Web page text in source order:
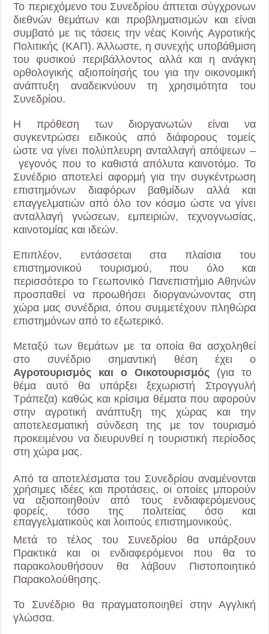
Το περιεχόμενο του Συνεδρίου άπτεται σύγχρονων
διεθνών θεμάτων και προβληματισμών και είναι
συμβατό με τις τάσεις την νέας Κοινής Αγροτικής
Πολιτικής (ΚΑΠ). Άλλωστε, η συνεχής υποβάθμιση
του φυσικού περιβάλλοντος αλλά και η ανάγκη
ορθολογικής αξιοποίησής του για την οικονομική
ανάπτυξη αναδεικνύουν τη χρησιμότητα του
Συνεδρίου.
Η πρόθεση των διοργανωτών είναι να
συγκεντρώσει ειδικούς από διάφορους τομείς
ώστε να γίνει πολύπλευρη ανταλλαγή απόψεων –
γεγονός που το καθιστά απόλυτα καινοτόμο. Το
Συνέδριο αποτελεί αφορμή για την συγκέντρωση
επιστημόνων διαφόρων βαθμίδων αλλά και
επαγγελματιών από όλο τον κόσμο ώστε να γίνει
ανταλλαγή γνώσεων, εμπειριών, τεχνογνωσίας,
καινοτομίας και ιδεών.
Επιπλέον, εντάσσεται στα πλαίσια του
επιστημονικού τουρισμού, που όλο και
περισσότερο το Γεωπονικό Πανεπιστήμιο Αθηνών
προσπαθεί να προωθήσει διοργανώνοντας στη
χώρα μας συνέδρια, όπου συμμετέχουν πληθώρα
επιστημόνων από το εξωτερικό.
Μεταξύ των θεμάτων με τα οποία θα ασχοληθεί
στο συνέδριο σημαντική θέση έχει ο
Αγροτουρισμός και ο Οικοτουρισμός (για το
θέμα αυτό θα υπάρξει ξεχωριστή Στρογγυλή
Τράπεζα) καθώς και κρίσιμα θέματα που αφορούν
στην αγροτική ανάπτυξη της χώρας και την
αποτελεσματική σύνδεση της με τον τουρισμό
προκειμένου να διευρυνθεί η τουριστική περίοδος
στη χώρα μας.
Από τα αποτελέσματα του Συνεδρίου αναμένονται
χρήσιμες ιδέες και προτάσεις, οι οποίες μπορούν
να αξιοποιηθούν από τους ενδιαφερόμενους
φορείς, τόσο της πολιτείας όσο και
επαγγελματικούς και λοιπούς επιστημονικούς.
Μετά το τέλος του Συνεδρίου θα υπάρξουν
Πρακτικά και οι ενδιαφερόμενοι που θα το
παρακολουθήσουν θα λάβουν Πιστοποιητικό
Παρακολούθησης.
Το Συνέδριο θα πραγματοποιηθεί στην Αγγλική
γλώσσα.